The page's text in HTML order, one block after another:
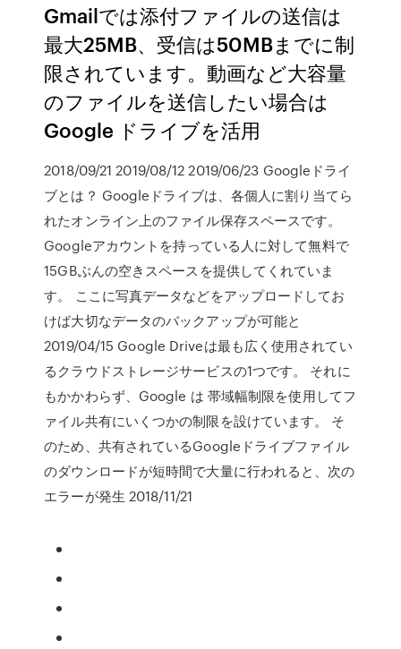
Gmailでは添付ファイルの送信は
最大25MB、受信は50MBまでに制
限されています。動画など大容量
のファイルを送信したい場合は
Google ドライブを活用
2018/09/21 2019/08/12 2019/06/23 Googleドライ
ブとは？ Googleドライブは、各個人に割り当てら
れたオンライン上のファイル保存スペースです。
Googleアカウントを持っている人に対して無料で
15GBぶんの空きスペースを提供してくれていま
す。 ここに写真データなどをアップロードしてお
けば大切なデータのバックアップが可能と
2019/04/15 Google Driveは最も広く使用されてい
るクラウドストレージサービスの1つです。 それに
もかかわらず、Google は 帯域幅制限を使用してフ
ァイル共有にいくつかの制限を設けています。 そ
のため、共有されているGoogleドライブファイル
のダウンロードが短時間で大量に行われると、次の
エラーが発生 2018/11/21